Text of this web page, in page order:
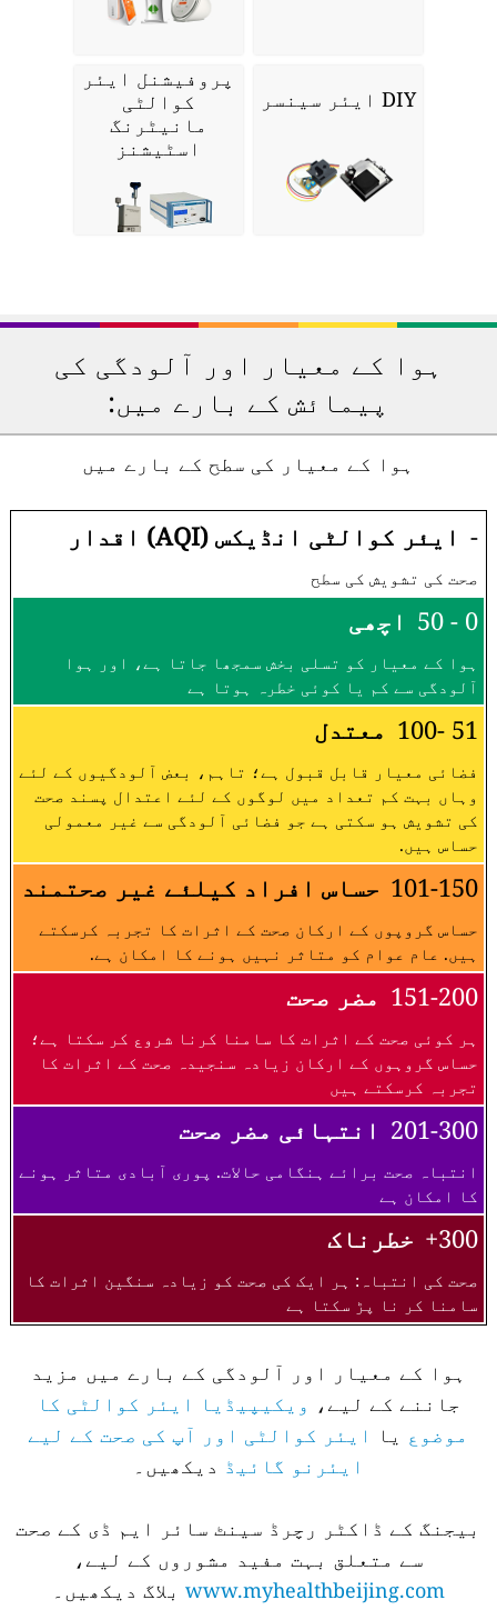
DIY ایئر سینسر
پروفیشنل ایئر
کوالٹی
مانیٹرنگ
اسٹیشنز
ہوا کے معیار اور آلودگی کی
پیمائش کے بارے میں:
ہوا کے معیار کی سطح کے بارے میں
- ایئر کوالٹی انڈیکس (AQI) اقدار
صحت کی تشویش کی سطح
0 - 50 اچھی
ہوا کے معیار کو تسلی بخش سمجھا جاتا ہے، اور ہوا
آلودگی سے کم یا کوئی خطرہ ہوتا ہے
51 -100 معتدل
فضائی معیار قابل قبول ہے؛ تاہم، بعض آلودگیوں کے لئے
وہاں بہت کم تعداد میں لوگوں کے لئے اعتدال پسند صحت
کی تشویش ہو سکتی ہے جو فضائی آلودگی سے غیر معمولی
حساس ہیں.
101-150 حساس افراد کیلئے غیر صحتمند
حساس گروپوں کے ارکان صحت کے اثرات کا تجربہ کرسکتے
ہیں. عام عوام کو متاثر نہیں ہونے کا امکان ہے.
151-200 مضر صحت
ہر کوئی صحت کے اثرات کا سامنا کرنا شروع کر سکتا ہے؛
حساس گروہوں کے ارکان زیادہ سنجیدہ صحت کے اثرات کا
تجربہ کرسکتے ہیں
201-300 انتہائی مضر صحت
انتباہ صحت برائے ہنگامی حالات. پوری آبادی متاثر ہونے
کا امکان ہے
300+ خطرناک
صحت کی انتباہ: ہر ایک کی صحت کو زیادہ سنگین اثرات کا
سامنا کر نا پڑ سکتا ہے
ہوا کے معیار اور آلودگی کے بارے میں مزید
جاننے کے لیے، ویکیپیڈیا ایئر کوالٹی کا
موضوعیا
ایئر کوالٹی اور آپ کی صحت کے لیے
ایئرنو گائیڈدیکھیں۔
بیجنگ کے ڈاکٹر رچرڈ سینٹ سائر ایم ڈی کے صحت
سے متعلق بہت مفید مشوروں کے لیے،
www.myhealthbeijing.comبلاگ دیکھیں۔